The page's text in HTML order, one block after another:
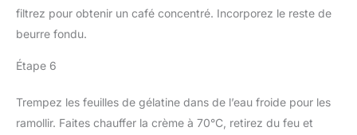
filtrez pour obtenir un café concentré. Incorporez le reste de
beurre fondu.
Étape 6
Trempez les feuilles de gélatine dans de l’eau froide pour les
ramollir. Faites chauffer la crème à 70°C, retirez du feu et